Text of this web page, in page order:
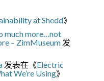
at Shedd》
much more…not
– ZimMuseum 发
发表在《Electric
We’re Using》